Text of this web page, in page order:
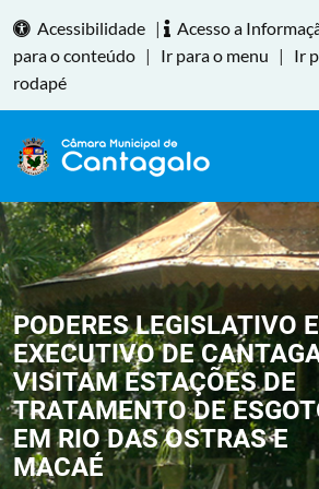
Acessibilidade | Acesso a
para o conteúdo | Ir para o menu |
Ir
rodapé
PODERES LEGISLATIVO E
EXECUTIVO DE
VISITAM ESTAÇÕES DE
TRATAMENTO DE
EM RIO DAS OSTRAS E
MACAÉ